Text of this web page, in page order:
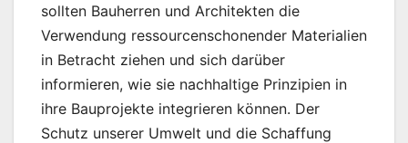
sollten Bauherren und Architekten die
Verwendung ressourcenschonender Materialien
in Betracht ziehen und sich darüber
informieren, wie sie nachhaltige Prinzipien in
ihre Bauprojekte integrieren können. Der
Schutz unserer Umwelt und die Schaffung